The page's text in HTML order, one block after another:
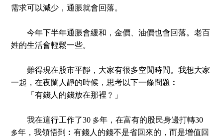
需求可以減少，通脹就會回落。
今年下半年通脹會緩和，金價、油價也會回落。老百
姓的生活會輕鬆一些。
難得現在股市平靜，大家有很多空閒時間。我想大家
一起，在夜闌人靜的時候，思考以下一條問題︰
「有錢人的錢放在那裡﹖」
我在這行工作了30 多年，在富有的股民身邊打轉30
多年，我領悟到︰有錢人的錢不是省回來的，而是增值回